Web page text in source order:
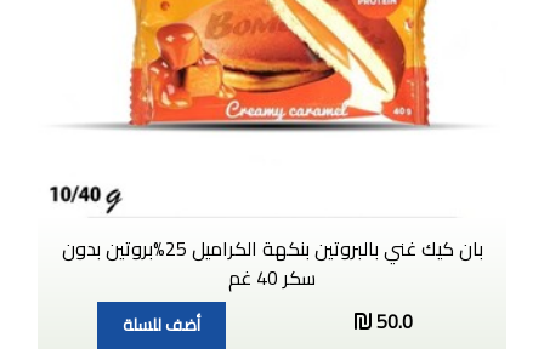
بان كيك غني بالبروتين بنكهة الكراميل 25%بروتين بدون
سكر 40 غم
50.0
أضف للسلة